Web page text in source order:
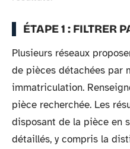
ÉTAPE 1 : FILTRER
Plusieurs réseaux
de pièces détachées par
immatriculation.
pièce recherchée. Les
disposant de la pièce en
détaillés, y compris la